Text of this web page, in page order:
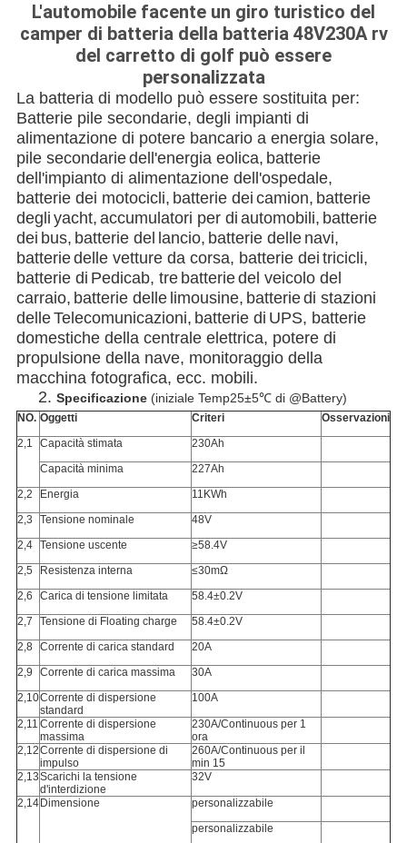
L'automobile facente un giro turistico del
camper di batteria della batteria 48V230A rv
del carretto di golf può essere
personalizzata
La batteria di modello può essere sostituita per:
Batterie pile secondarie, degli impianti di
alimentazione di potere bancarioa energia solare,
pile secondariedell'energia eolica, batterie
dell'impianto di alimentazionedell'ospedale,
batterie dei motocicli, batteriedei camion, batterie
degli yacht, accumulatori perdi automobili, batterie
dei bus, batteriedel lancio, batteriedelle navi,
batteriedelle vetture da corsa, batteriedei tricicli,
batteriedi Pedicab, tre batteriedel veicolodel
carraio, batteriedelle limousine, batteriedi stazioni
delleTelecomunicazioni, batteriedi UPS, batterie
domestiche della centrale elettrica, potere di
propulsione della nave, monitoraggio della
macchina fotografica, ecc. mobili.
2. Specificazione(iniziale Temp25±5℃ di @Battery)
NO. Oggetti Criteri
Osservazioni
2,1
Capacità stimata
230Ah
Capacità minima
227Ah
2,2
Energia
11KWh
2,3
Tensione nominale
48V
2,4 Tensione uscente
≥58.4V
2,5
Resistenza interna
≤30mΩ
2,6
Carica di tensione limitata
58.4±0.2V
2,7
Tensione di Floating charge
58.4±0.2V
2,8 Corrente di carica standard
20A
2,9
Corrente di carica massima
30A
2,10Corrente di dispersione
standard
100A
2,11 Corrente di dispersione
massima
230A/Continuous per 1
ora
2,12Corrente di dispersione di
impulso
260A/Continuous per il
min 15
2,13Scarichi la tensione
d'interdizione
32V
2,14 Dimensione
personalizzabile
personalizzabile